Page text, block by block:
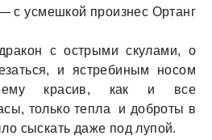
с усмешкой произнес Ортанг
с острыми скулами, о
и ястребиным носом
красив, как и все
только тепла и доброты в
сыскать даже под лупой.